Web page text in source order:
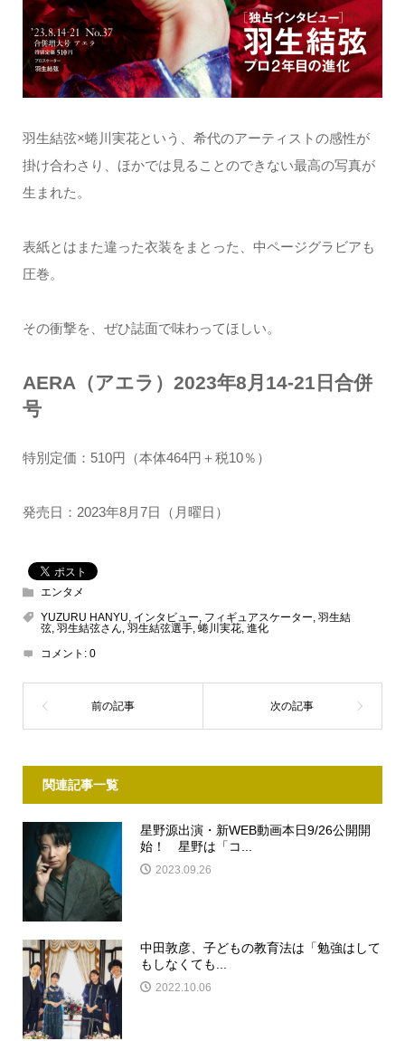
羽生結弦×蜷川実花という、希代のアーティストの感性が
掛け合わさり、ほかでは見ることのできない最高の写真が
生まれた。
表紙とはまた違った衣装をまとった、中ページグラビアも
圧巻。
その衝撃を、ぜひ誌面で味わってほしい。
AERA（アエラ）2023年8月14-21日合併
号
特別定価：510円（本体464円＋税10％）
発売日：2023年8月7日（月曜日）
エンタメ
YUZURU HANYU インタビュー フィギュアスケーター 羽生結
弦, 羽生結弦さん 羽生結弦選手, 蜷川実花, 進化
コメント: 0
関連記事一覧
星野源出演・新WEB動画本日9/26公開開
始！ 星野は「コ...
2023.09.26
中田敦彦、子どもの教育法は「勉強はして
もしなくても...
2022.10.06